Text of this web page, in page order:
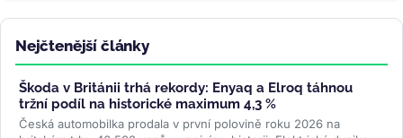
Nejčtenější články
Škoda v Británii trhá rekordy: Enyaq a Elroq táhnou
tržní podíl na historické maximum 4,3 %
Česká automobilka prodala v první polovině roku 2026 na